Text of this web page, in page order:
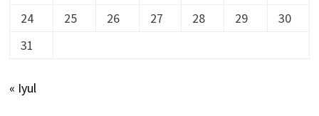
24
25 26 27 28 29
30
31
« Iyul